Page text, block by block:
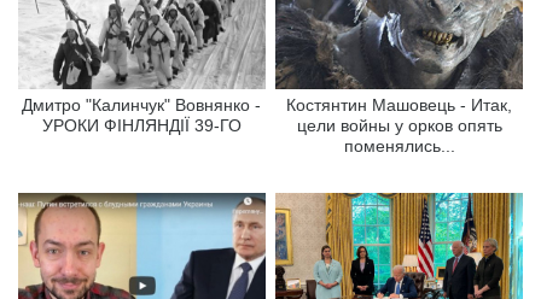
Дмитро "Калинчук" Вовнянко -
УРОКИ ФІНЛЯНДІЇ 39-ГО
Костянтин Машовець - Итак,
цели войны у орков опять
поменялись...